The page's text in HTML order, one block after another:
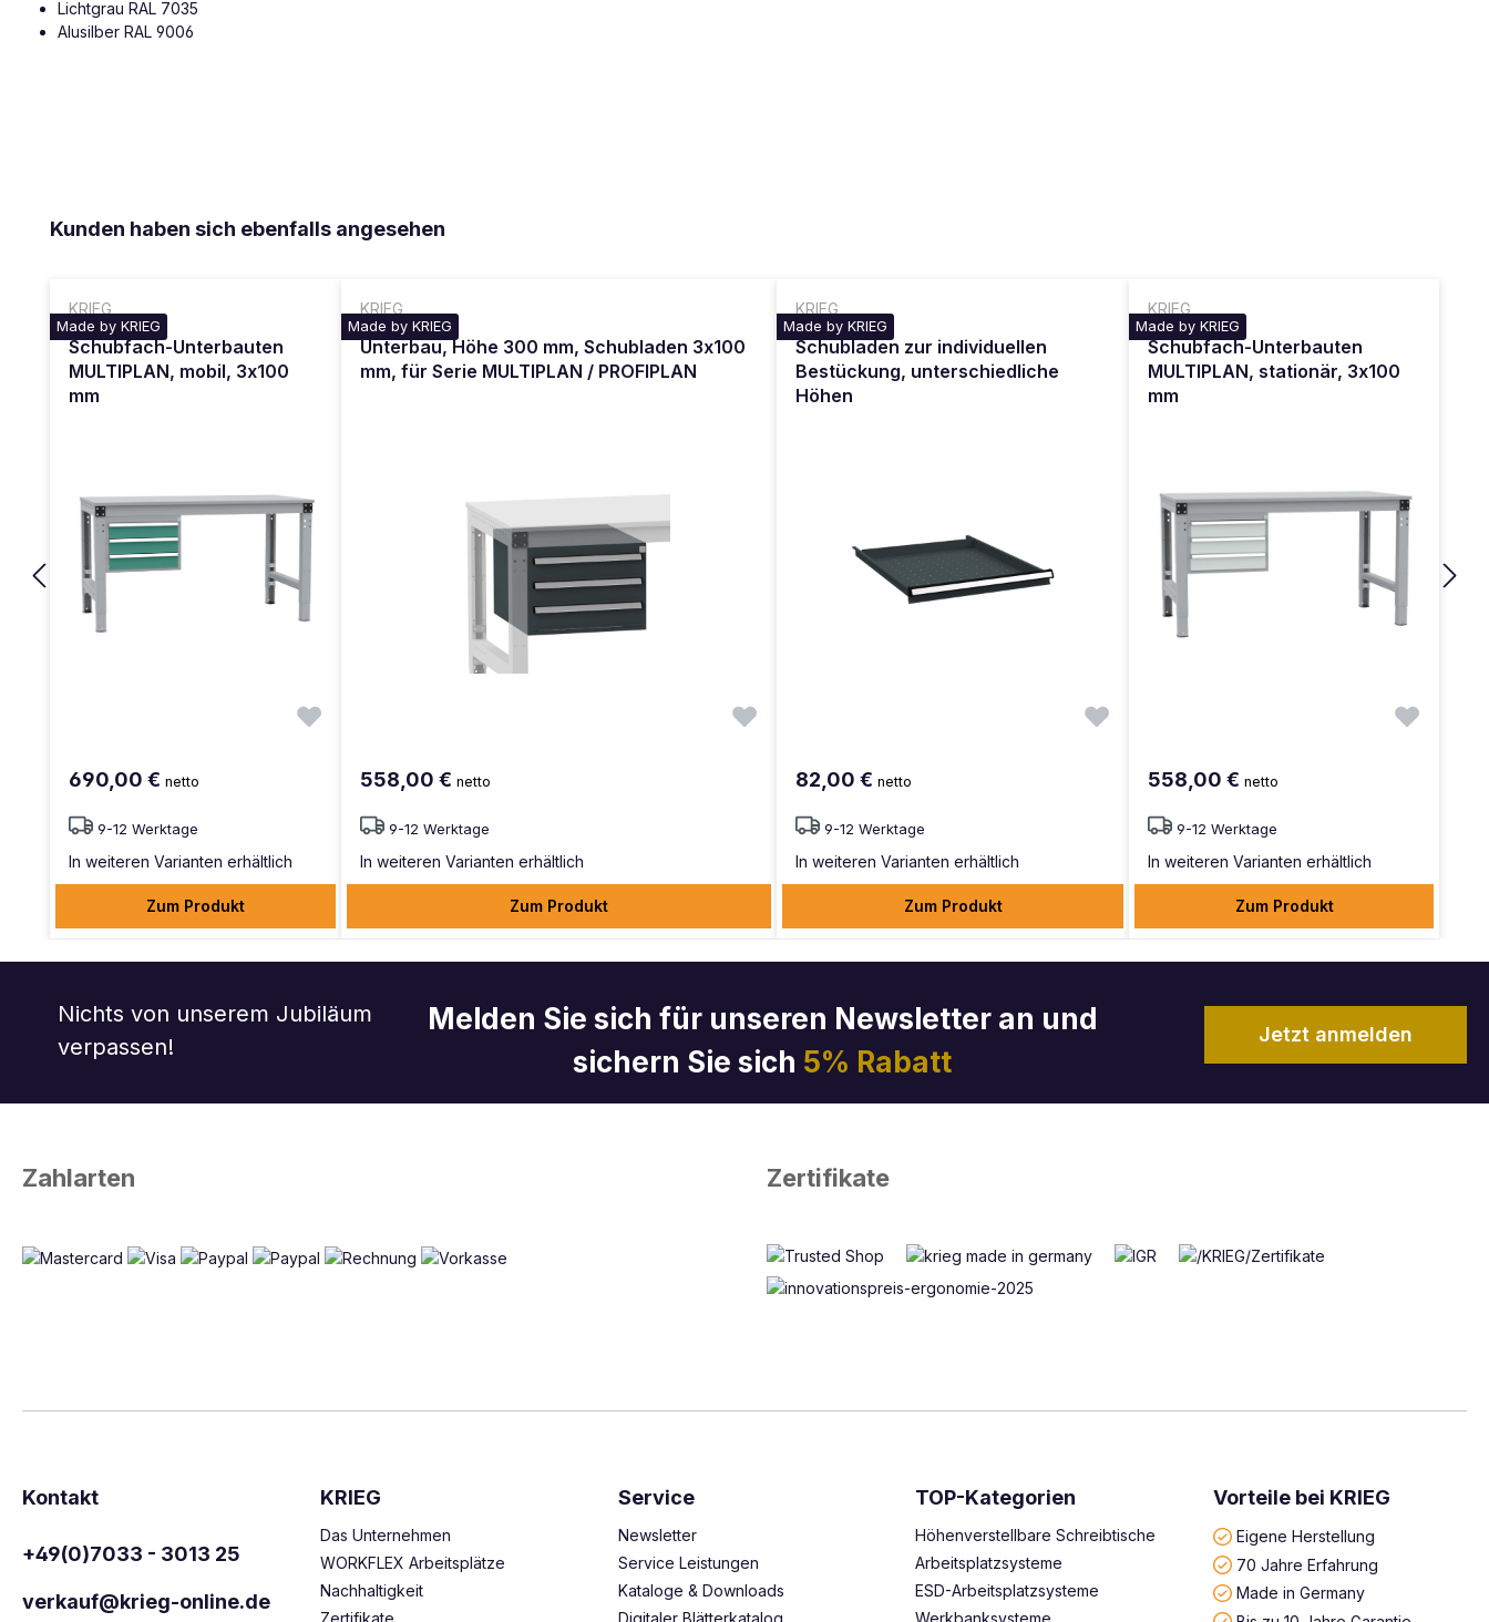
Lichtgrau RAL 7035
Alusilber RAL 9006
Produktgalerie überspringen
Kunden haben sich ebenfalls angesehen
KRIEG
Made by KRIEG
Schubfach-Unterbauten
MULTIPLAN, mobil, 3x100
mm
690,00 € netto
9-12 Werktage
In weiteren Varianten erhältlich
Zum Produkt
KRIEG
Made by KRIEG
Unterbau, Höhe 300 mm, Schubladen 3x100
mm, für Serie MULTIPLAN / PROFIPLAN
558,00 €netto
9-12 Werktage
In weiteren Varianten erhältlich
Zum Produkt
KRIEG
Made by KRIEG
Schubladen zur individuellen
Bestückung, unterschiedliche
Höhen
82,00 €netto
9-12 Werktage
In weiteren Varianten erhältlich
Zum Produkt
KRIEG
Made by KRIEG
Schubfach-Unterbauten
MULTIPLAN, stationär, 3x100
mm
558,00 €netto
9-12 Werktage
In weiteren Varianten erhältlich
Zum Produkt
Nichts von unserem Jubiläum
verpassen!
Melden Sie sich für unseren Newsletter an und
sichern Sie sich 5% Rabatt
Jetzt anmelden
Zahlarten Zertifikate
Kontakt
+49(0)7033 - 3013 25
verkauf@krieg-online.de
KRIEG
Das Unternehmen
WORKFLEX Arbeitsplätze
Nachhaltigkeit
Zertifikate
Service
Newsletter
Service Leistungen
Kataloge & Downloads
Digitaler Blätterkatalog
TOP-Kategorien
Höhenverstellbare Schreibtische
Arbeitsplatzsysteme
ESD-Arbeitsplatzsysteme
Werkbanksysteme
Vorteile bei KRIEG
Eigene Herstellung
70 Jahre Erfahrung
Made in Germany